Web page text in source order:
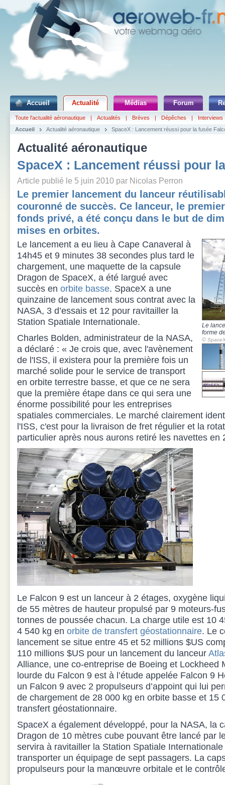
Accueil Actualité Médias Forum
Toute l'actualité aéronautique | Actualités | Brèves | Dépêches |
Interviews
Accueil
Actualité aéronautique SpaceX : Lancement réussi pour la fusée
Actualité aéronautique
SpaceX : Lancement réussi pour
Article publié le 5 juin 2010 par Nicolas Perron
Le premier lancement du lanceur
couronné de succès. Ce lanceur, le
fonds privé, a été conçu dans le but de
mises en orbites.
Le
forme
©
Le lancement a eu lieu à Cape Canaveral à
14h45 et 9 minutes 38 secondes plus tard le
chargement, une maquette de la capsule
Dragon de SpaceX, a été largué avec
succès en orbite basse. SpaceX a une
quinzaine de lancement sous contrat avec la
NASA, 3 d’essais et 12 pour ravitailler la
Station Spatiale Internationale.
Charles Bolden, administrateur de la NASA,
a déclaré : « Je crois que, avec l'avènement
de l'ISS, il existera pour la première fois un
marché solide pour le service de transport
en orbite terrestre basse, et que ce ne sera
que la première étape dans ce qui sera une
énorme possibilité pour les entreprises
spatiales commerciales. Le marché clairement
l'ISS, c'est pour la livraison de fret régulier et la
particulier après nous aurons retiré les navettes en
Le Falcon 9 est un lanceur à 2 étages, oxygène
de 55 mètres de hauteur propulsé par 9 moteurs-
tonnes de poussée chacun. La charge utile est 10
4 540 kg en orbite de transfert géostationnaire. Le
lancement se situe entre 45 et 52 millions $US
110 millions $US pour un lancement du lanceur
Alliance, une co-entreprise de Boeing et Lockheed
lourde du Falcon 9 est à l’étude appelée Falcon 9
un Falcon 9 avec 2 propulseurs d’appoint qui lui
de chargement de 28 000 kg en orbite basse et 15
transfert géostationnaire.
SpaceX a également développé, pour la NASA, la
Dragon de 10 mètres cube pouvant être lancé par
servira à ravitailler la Station Spatiale
transporter un équipage de sept passagers. La
propulseurs pour la manœuvre orbitale et le